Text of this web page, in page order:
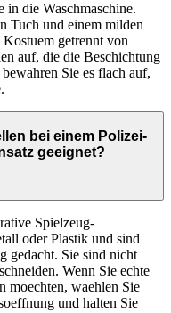
die Waschmaschine.
Tuch und einem milden
getrennt von
auf, die die Beschichtung
Sie es flach auf,
bei einem Polizei-
geeignet?
Spielzeug-
oder Plastik und sind
gedacht. Sie sind nicht
Wenn Sie echte
moechten, waehlen Sie
und halten Sie